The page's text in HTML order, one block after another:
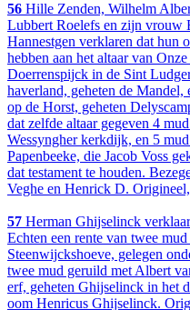
56 Hille Zenden, Wilhelm
Lubbert Roelefs en zijn vrouw
Hannestgen verklaren dat hun
hebben aan het altaar van
Doerrenspijck in de Sint
haverland, geheten de Mandel,
op de Horst, geheten
dat zelfde altaar gegeven 4
Wessyngher kerkdijk, en 5
Papenbeeke, die Jacob Voss
dat testament te houden.
Veghe en Henrick D.
57 Herman Ghijselinck
Echten een rente van twee
Steenwijckshoeve, gelegen
twee mud geruild met Albert
erf, geheten Ghijselinck in het
oom Henricus Ghijselinck.